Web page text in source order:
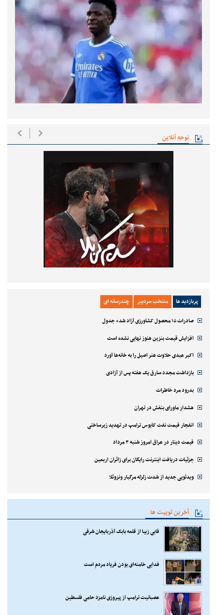
نوحه آنلاین
پربازدید ها منتخب سردبیر چندرسانه ای
صادرات ۱۵ محصول کشاورزی آزاد شد+ جدول
افزایش قیمت بنزین هنوز نهایی نشده است
اکبر عبدی حلاوت هنر اصیل را به خانه‌ها آورد
بازداشت مجدد سارق یک هفته پس از آزادی
بدرود مرد خاطرات
هشدار ماورای بنفش در تهران
انفجار قیمت نفت کابوس ترامپ در تهدید زیرساختی
قیمت دینار در عراق امروز شنبه ۳ مرداد
جزئیات دریافت اینترنت رایگان برای زائران اربعین
ویدئویی جدید از شدت زلزله مرگبار ونزوئلا
آخرین توییت ها
قابی زیبا از قلعه بابک آذربایجان شرقی
فدایی خامنه‌ای بودن فریاد مردم است
عصبانیت ترامپ از پیروزی نامزد حامی فلسطین